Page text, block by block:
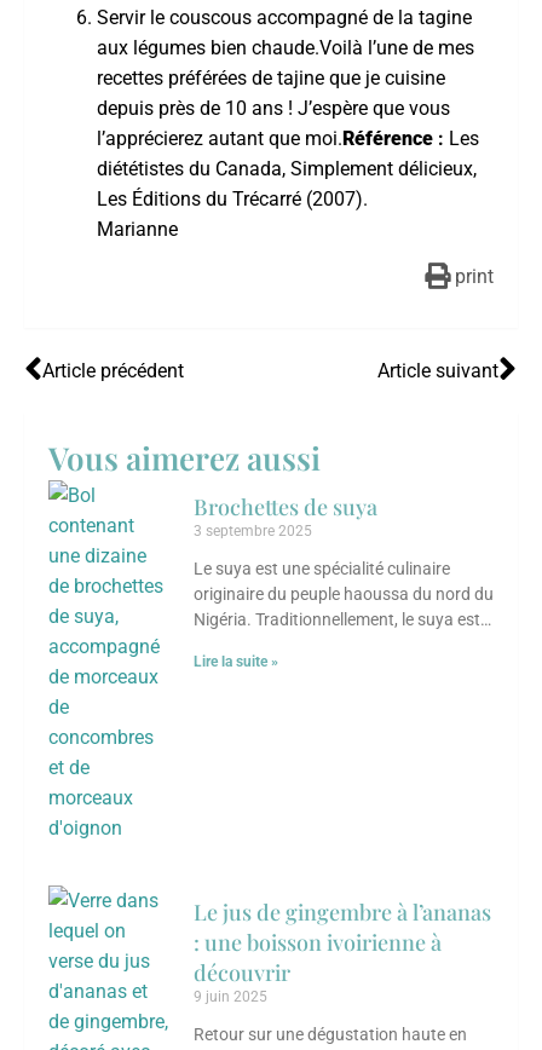
Servir le couscous accompagné de la tagine
aux légumes bien chaude.Voilà l’une de mes
recettes préférées de tajine que je cuisine
depuis près de 10 ans ! J’espère que vous
l’apprécierez autant que moi.Référence : Les
diététistes du Canada, Simplement délicieux,
Les Éditions du Trécarré (2007).
Marianne
print
Article précédent Article suivant
Vous aimerez aussi
Brochettes de suya
3 septembre 2025
Le suya est une spécialité culinaire
originaire du peuple haoussa du nord du
Nigéria. Traditionnellement, le suya est
Lire la suite »
Le jus de gingembre à l’ananas
: une boisson ivoirienne à
découvrir
9 juin 2025
Retour sur une dégustation haute en